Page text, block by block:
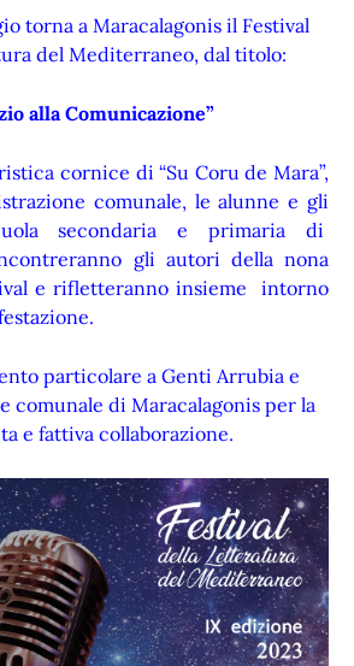
torna a Maracalagonis il Festival
del Mediterraneo, dal titolo:
alla Comunicazione”
cornice di “Su Coru de Mara”,
comunale, le alunne e gli
secondaria e primaria di
gli autori della nona
e rifletteranno insieme intorno
particolare a Genti Arrubia e
comunale di Maracalagonis per la
e fattiva collaborazione.